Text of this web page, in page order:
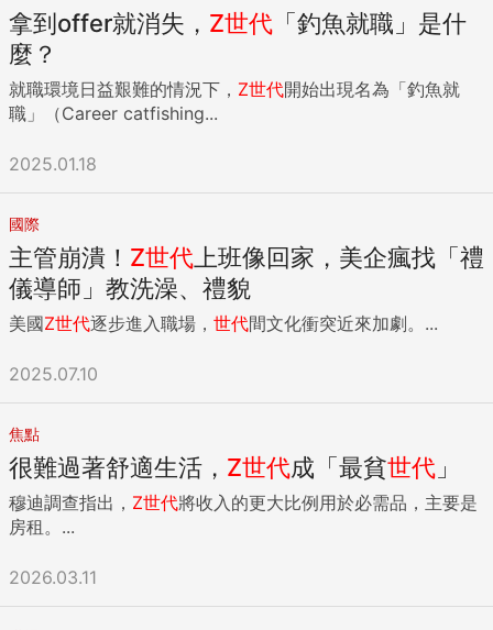
拿到offer就消失， Z世代 「釣魚就職」是什
麼？
就職環境日益艱難的情況下， Z世代開始出現名為「釣魚就
職」（Career catfishing...
2025.01.18
國際
主管崩潰！ Z世代 上班像回家，美企瘋找「禮
儀導師」教洗澡、禮貌
美國Z世代逐步進入職場， 世代間文化衝突近來加劇。...
2025.07.10
焦點
很難過著舒適生活， Z世代成「最貧世代 」
穆迪調查指出， Z世代將收入的更大比例用於必需品，主要是
房租。...
2026.03.11